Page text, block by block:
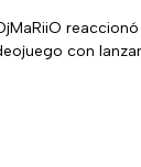
con